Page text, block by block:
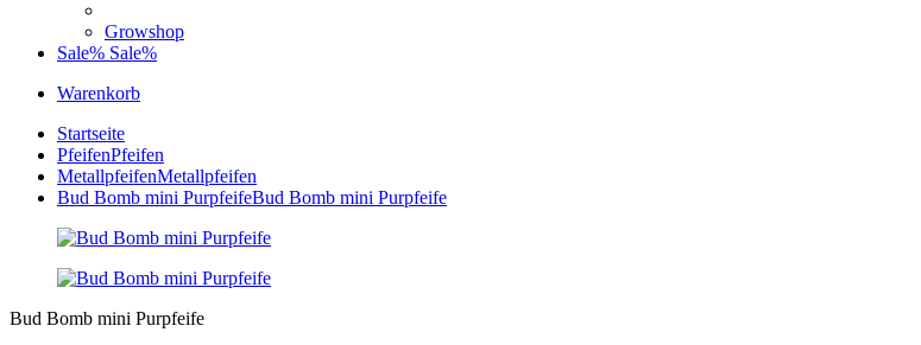
Growshop
Sale% Sale%
Warenkorb
Startseite
PfeifenPfeifen
MetallpfeifenMetallpfeifen
Bud Bomb mini PurpfeifeBud Bomb mini Purpfeife
Bud Bomb mini Purpfeife